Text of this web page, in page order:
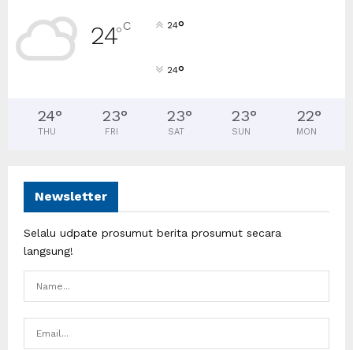
24°C 24°
24°
24°
THU
23°
FRI
23°
SAT
23°
SUN
22°
MON
Newsletter
Selalu udpate prosumut berita prosumut secara
langsung!